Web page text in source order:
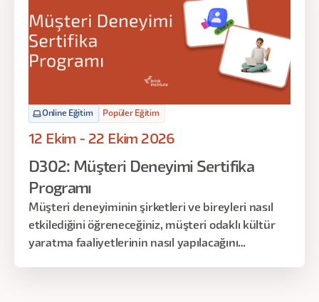
bu eğitimde, yapay zeka destekli modern
araştırma tekniklerini de öğreneceksiniz.
Online Eğitim Popüler Eğitim
12 Ekim - 22 Ekim 2026
D302: Müşteri Deneyimi Sertifika
Programı
Müşteri deneyiminin şirketleri ve bireyleri nasıl
etkilediğini öğreneceğiniz, müşteri odaklı kültür
yaratma faaliyetlerinin nasıl yapılacağını